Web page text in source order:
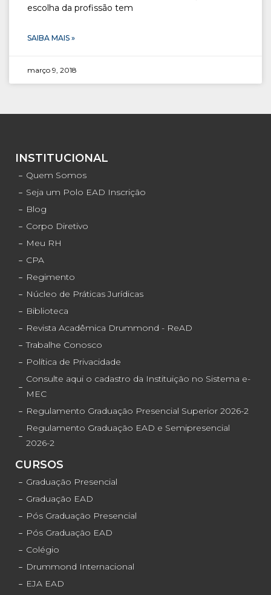
escolha da profissão tem
SAIBA MAIS »
março 9, 2018
INSTITUCIONAL
Quem Somos
Seja um Polo EAD Inscrição
Blog
Corpo Diretivo
Meu RH
CPA
Regimento
Núcleo de Práticas Jurídicas
Biblioteca
Revista Acadêmica Drummond - ReAD
Trabalhe Conosco
Política de Privacidade
Consulte aqui o cadastro da Instituição no Sistema e-
MEC
Regulamento Graduação Presencial Superior 2026-2
Regulamento Graduação EAD e Semipresencial
2026-2
CURSOS
Graduação Presencial
Graduação EAD
Pós Graduação Presencial
Pós Graduação EAD
Colégio
Drummond Internacional
EJA EAD